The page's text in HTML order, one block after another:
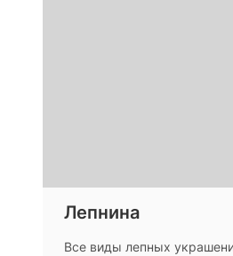
Лепнина
Все виды лепных